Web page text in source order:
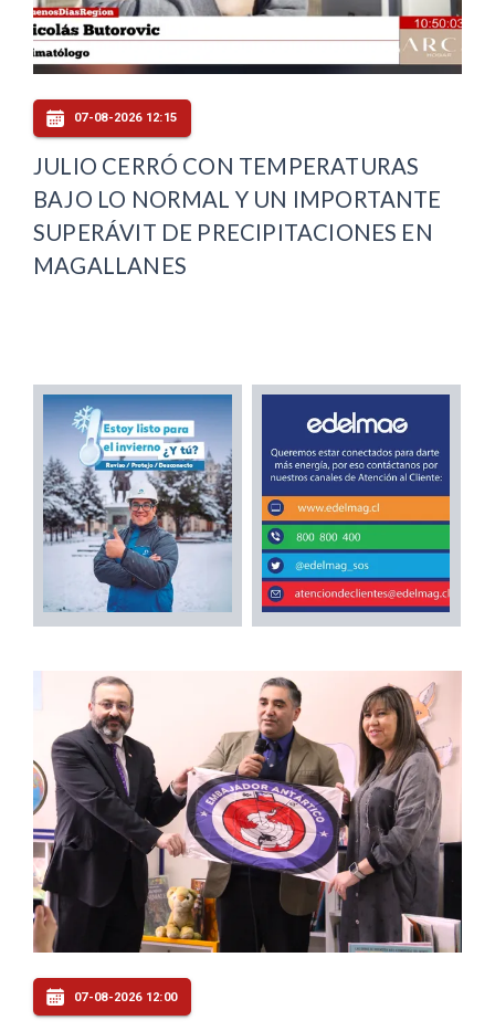
07-08-2026 12:15
JULIO CERRÓ CON TEMPERATURAS
BAJO LO NORMAL Y UN IMPORTANTE
SUPERÁVIT DE PRECIPITACIONES EN
MAGALLANES
07-08-2026 12:00